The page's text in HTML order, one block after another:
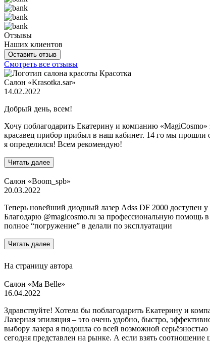
Отзывы
Наших клиентов
Оставить отзыв
Смотреть все отзывы
Салон «Krasotka.sar»
14.02.2022
Добрый день, всем!
Хочу поблагодарить Екатерину и компанию
красавец прибор прибыл в наш кабинет. 14 го мы прошли
я определился! Всем рекомендую!
Читать далее
Салон «Boom_spb»
20.03.2022
Теперь новейший диодный лазер Adss DF 2000 доступен у
Благодарю @magicosmo.ru за профессиональную помощь
полное “погружение” в делали по эксплуатации
Читать далее
На страницу автора
Салон «Ma Belle»
16.04.2022
Здравствуйте! Хотела бы поблагодарить Екатерину и
Лазерная эпиляция – это очень удобно, быстро,
выбору лазера я подошла со всей возможной
сегодня представлен на рынке. А если взять